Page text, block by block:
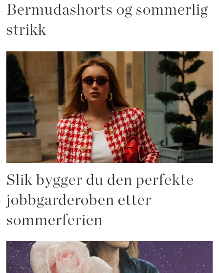
Bermudashorts og sommerlig
strikk
Slik bygger du den perfekte
jobbgarderoben etter
sommerferien